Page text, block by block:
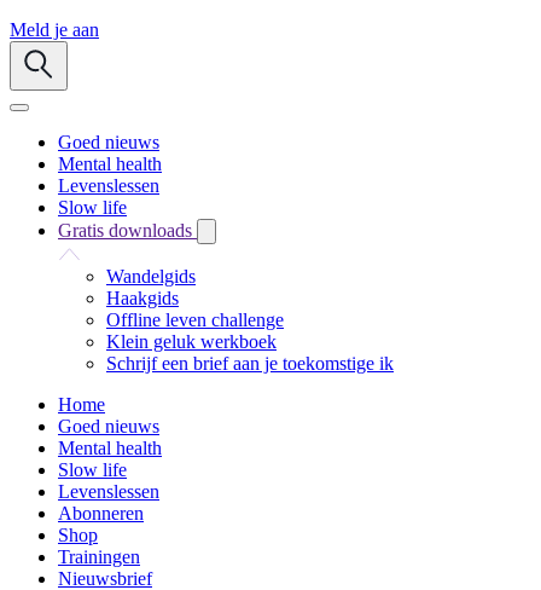
Meld je aan
Goed nieuws
Mental health
Levenslessen
Slow life
Gratis downloads
Wandelgids
Haakgids
Offline leven challenge
Klein geluk werkboek
Schrijf een brief aan je toekomstige ik
Home
Goed nieuws
Mental health
Slow life
Levenslessen
Abonneren
Shop
Trainingen
Nieuwsbrief